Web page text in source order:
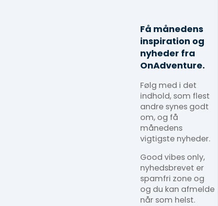
Få månedens
inspiration og
nyheder fra
OnAdventure.
Følg med i det
indhold, som flest
andre synes godt
om, og få
månedens
vigtigste nyheder.
Good vibes only,
nyhedsbrevet er
spamfri zone og
og du kan afmelde
når som helst.